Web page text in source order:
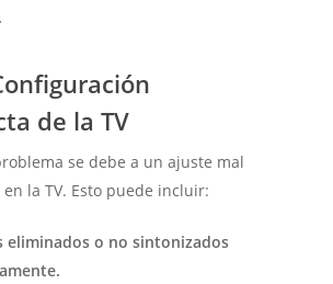
de la TV
se debe a un ajuste mal
la TV. Esto puede incluir:
eliminados o no sintonizados